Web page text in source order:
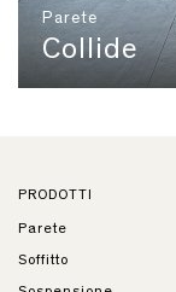
Parete
Collide
PRODOTTI
Parete
Soffitto